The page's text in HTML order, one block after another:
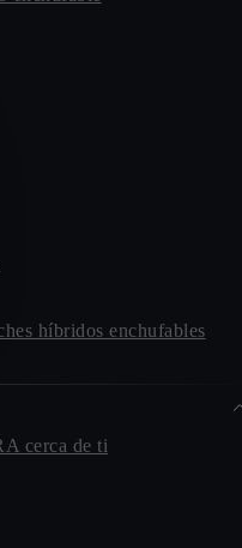
híbridos enchufables
cerca de ti